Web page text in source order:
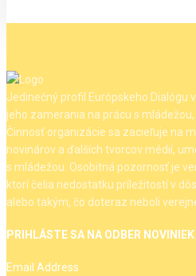
Jedinečný profil Európskeho Dialógu
jeho zamerania na prácu s
Činnosť organizácie sa zacieľuje na
novinárov a ďalších tvorcov médií,
s mládežou. Osobitná pozornosť je
ktorí čelia nedostatku príležitostí v
alebo takým, čo doteraz neboli
PRIHLÁSTE SA NA ODBER NOVINIEK
Email Address